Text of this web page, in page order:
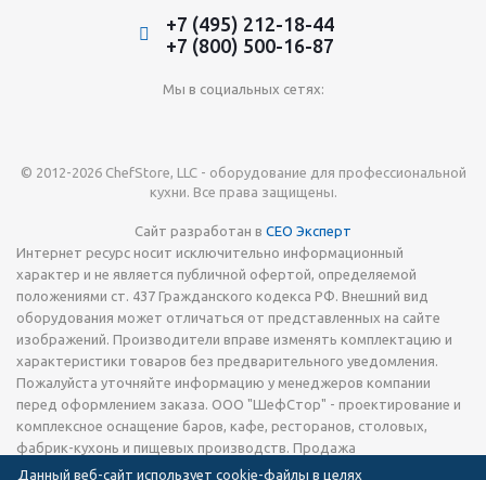
+7 (495) 212-18-44
+7 (800) 500-16-87
Мы в социальных сетях:
© 2012-2026 ChefStore, LLC - оборудование для профессиональной
кухни. Все права защищены.
Сайт разработан в СЕО Эксперт
Интернет ресурс носит исключительно информационный
характер и не является публичной офертой, определяемой
положениями ст. 437 Гражданского кодекса РФ. Внешний вид
оборудования может отличаться от представленных на сайте
изображений. Производители вправе изменять комплектацию и
характеристики товаров без предварительного уведомления.
Пожалуйста уточняйте информацию у менеджеров компании
перед оформлением заказа. ООО "ШефСтор" - проектирование и
комплексное оснащение баров, кафе, ресторанов, столовых,
фабрик-кухонь и пищевых производств. Продажа
технологического теплового, холодильного и
Данный веб-сайт использует cookie-файлы в целях